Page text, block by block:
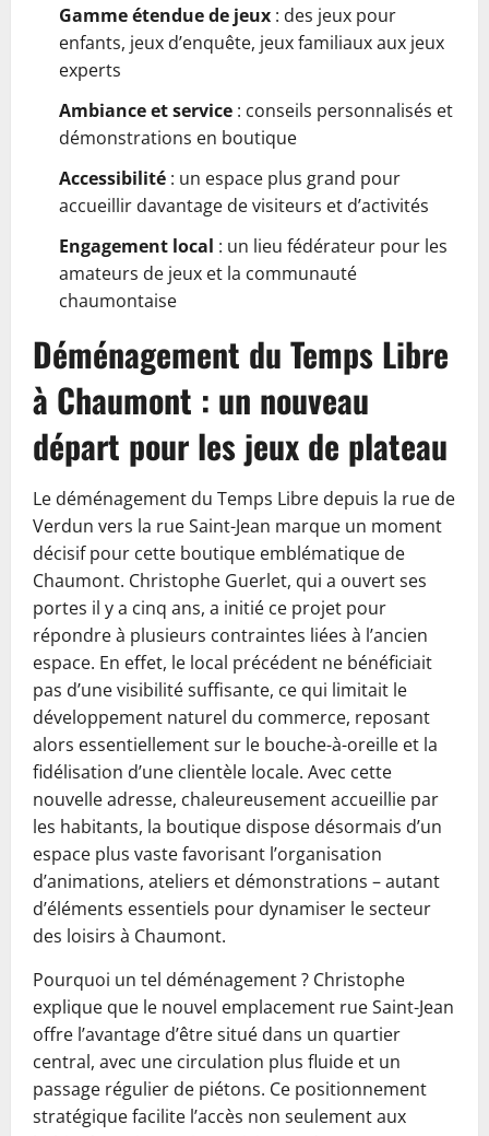
Gamme étendue de jeux : des jeux pour
enfants, jeux d’enquête, jeux familiaux aux jeux
experts
Ambiance et service : conseils personnalisés et
démonstrations en boutique
Accessibilité : un espace plus grand pour
accueillir davantage de visiteurs et d’activités
Engagement local : un lieu fédérateur pour les
amateurs de jeux et la communauté
chaumontaise
Déménagement du Temps Libre
à Chaumont : un nouveau
départ pour les jeux de plateau
Le déménagement du Temps Libre depuis la rue de
Verdun vers la rue Saint-Jean marque un moment
décisif pour cette boutique emblématique de
Chaumont. Christophe Guerlet, qui a ouvert ses
portes il y a cinq ans, a initié ce projet pour
répondre à plusieurs contraintes liées à l’ancien
espace. En effet, le local précédent ne bénéficiait
pas d’une visibilité suffisante, ce qui limitait le
développement naturel du commerce, reposant
alors essentiellement sur le bouche-à-oreille et la
fidélisation d’une clientèle locale. Avec cette
nouvelle adresse, chaleureusement accueillie par
les habitants, la boutique dispose désormais d’un
espace plus vaste favorisant l’organisation
d’animations, ateliers et démonstrations – autant
d’éléments essentiels pour dynamiser le secteur
des loisirs à Chaumont.
Pourquoi un tel déménagement ? Christophe
explique que le nouvel emplacement rue Saint-Jean
offre l’avantage d’être situé dans un quartier
central, avec une circulation plus fluide et un
passage régulier de piétons. Ce positionnement
stratégique facilite l’accès non seulement aux